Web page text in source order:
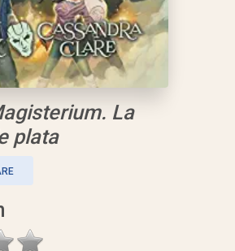
La
plata